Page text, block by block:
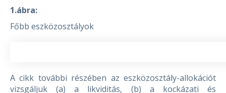
1.ábra:
Főbb eszközosztályok
A cikk további részében az eszközosztály-allokációt
vizsgáljuk (a) a likviditás, (b) a kockázati és